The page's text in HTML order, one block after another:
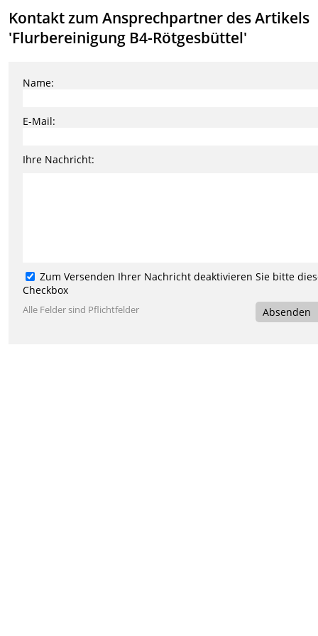
Kontakt zum Ansprechpartner des Artikels
'Flurbereinigung B4-Rötgesbüttel'
Name:
E-Mail:
Ihre Nachricht:
Zum Versenden Ihrer Nachricht deaktivieren Sie bitte
Checkbox
Alle Felder sind Pflichtfelder Absenden